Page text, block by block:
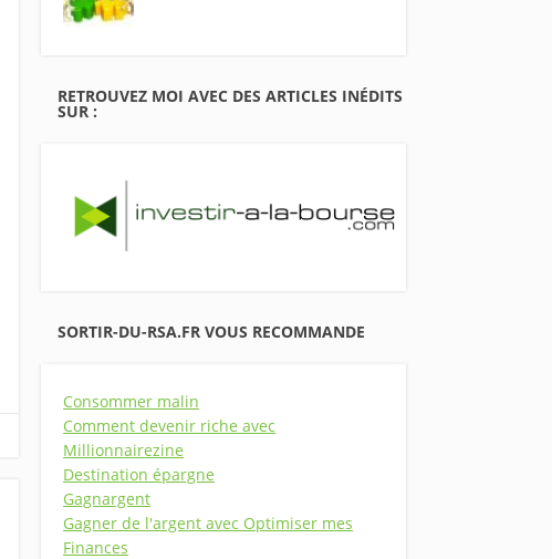
RETROUVEZ MOI AVEC DES ARTICLES INÉDITS
SUR :
SORTIR-DU-RSA.FR VOUS RECOMMANDE
Consommer malin
Comment devenir riche avec
Millionnairezine
Destination épargne
Gagnargent
Gagner de l'argent avec Optimiser mes
Finances